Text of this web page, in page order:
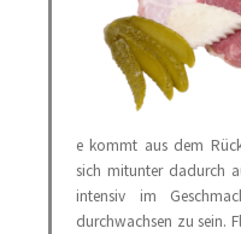
e kommt aus dem
sich mitunter dadurch
intensiv im
durchwachsen zu sein.